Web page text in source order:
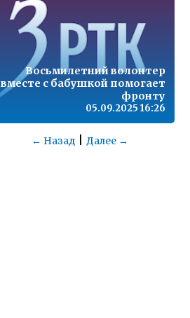
Восьмилетний волонтер
вместе с бабушкой помогает
фронту
05.09.2025 16:26
← Назад Далее →